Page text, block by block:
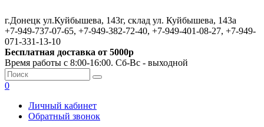
г.Донецк ул.Куйбышева, 143г, склад ул. Куйбышева, 143а
+7-949-737-07-65, +7-949-382-72-40, +7-949-401-08-27, +7-949-
071-331-13-10
Бесплатная доставка от 5000р
Время работы с 8:00-16:00. Сб-Вс - выходной
0
Личный кабинет
Обратный звонок